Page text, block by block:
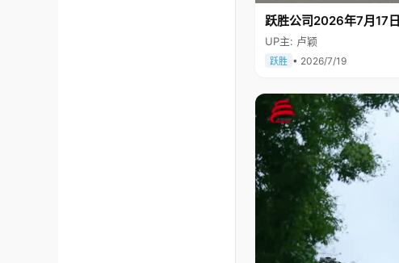
跃胜公司2026年7月17日
UP主: 卢颖
跃胜 • 2026/7/19